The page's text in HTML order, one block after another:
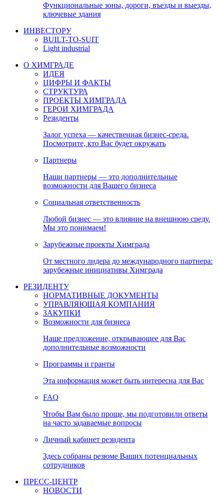
Функциональные зоны, дороги, въезды и выезды,
ключевые здания
ИНВЕСТОРУ
BUILT-TO-SUIT
Light industrial
О ХИМГРАДЕ
ИДЕЯ
ЦИФРЫ И ФАКТЫ
СТРУКТУРА
ПРОЕКТЫ ХИМГРАДА
ГЕРОИ ХИМГРАДА
Резиденты
Залог успеха — качественная бизнес-среда.
Посмотрите, кто Вас будет окружать
Партнеры
Наши партнеры — это дополнительные
возможности для Вашего бизнеса
Социальная ответственность
Любой бизнес — это влияние на внешнюю среду.
Мы это понимаем!
Зарубежные проекты Химграда
От местного лидера до международного партнера:
зарубежные инициативы Химграда
РЕЗИДЕНТУ
НОРМАТИВНЫЕ ДОКУМЕНТЫ
УПРАВЛЯЮЩАЯ КОМПАНИЯ
ЗАКУПКИ
Возможности для бизнеса
Наше предложение, открывающее для Вас
дополнительные возможности
Программы и гранты
Эта информация может быть интересна для Вас
FAQ
Чтобы Вам было проще, мы подготовили ответы
на часто задаваемые вопросы
Личный кабинет резидента
Здесь собраны резюме Ваших потенциальных
сотрудников
ПРЕСС-ЦЕНТР
НОВОСТИ